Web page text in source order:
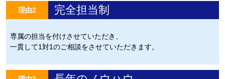
理由2 完全担当制
専属の担当を付けさせていただき、
一貫して1対1のご相談をさせていただきます。